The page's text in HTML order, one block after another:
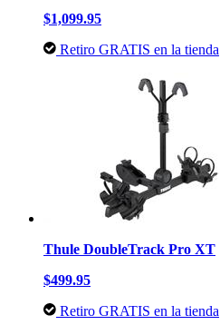
$1,099.95
Retiro GRATIS en la tienda
Thule DoubleTrack Pro XT
$499.95
Retiro GRATIS en la tienda